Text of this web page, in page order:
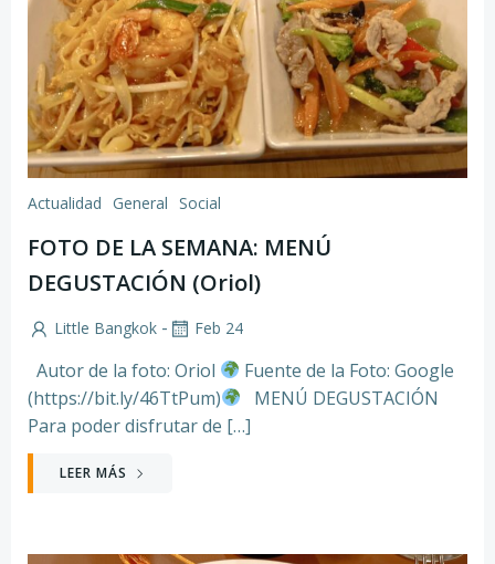
Actualidad General Social
FOTO DE LA SEMANA: MENÚ
DEGUSTACIÓN (Oriol)
Little Bangkok - Feb 24
Autor de la foto: Oriol
Fuente de la Foto: Google
(https://bit.ly/46TtPum)
MENÚ DEGUSTACIÓN
Para poder disfrutar de […]
LEER MÁS